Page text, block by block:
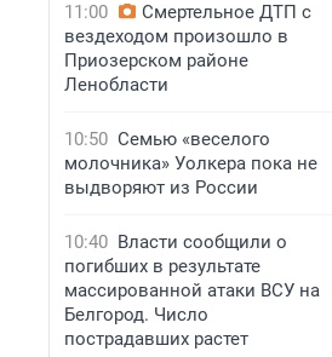
11:00
Смертельное ДТП с
вездеходом произошло в
Приозерском районе
Ленобласти
10:50 Семью «веселого
молочника» Уолкера пока не
выдворяют из России
10:40 Власти сообщили о
погибших в результате
массированной атаки ВСУ на
Белгород. Число
пострадавших растет